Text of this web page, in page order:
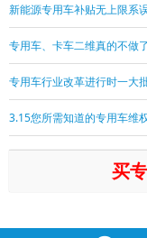
新能源专用车补贴无上限系
专用车、卡车二维真的不做
专用车行业改革进行时一大
3.15您所需知道的专用车维
买